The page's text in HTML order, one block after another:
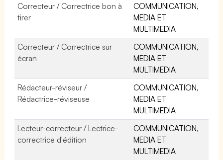
Correcteur / Correctrice bon à
tirer
COMMUNICATION,
MEDIA ET
MULTIMEDIA
Correcteur / Correctrice sur
écran
COMMUNICATION,
MEDIA ET
MULTIMEDIA
Rédacteur-réviseur /
Rédactrice-réviseuse
COMMUNICATION,
MEDIA ET
MULTIMEDIA
Lecteur-correcteur / Lectrice-
correctrice d'édition
COMMUNICATION,
MEDIA ET
MULTIMEDIA